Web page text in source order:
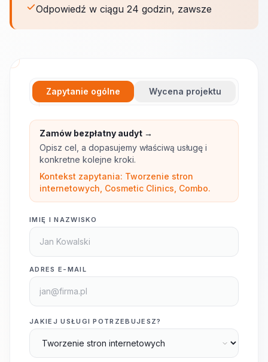
Odpowiedź w ciągu 24 godzin, zawsze
Zapytanie ogólne Wycena projektu
Zamów bezpłatny audyt →
Opisz cel, a dopasujemy właściwą usługę i
konkretne kolejne kroki.
Kontekst zapytania: Tworzenie stron
internetowych, Cosmetic Clinics, Combo.
IMIĘ I NAZWISKO
ADRES E-MAIL
JAKIEJ USŁUGI POTRZEBUJESZ?